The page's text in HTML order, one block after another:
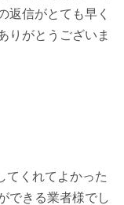
返信がとても早く
りがとうございま
てくれてよかった
できる業者様でし